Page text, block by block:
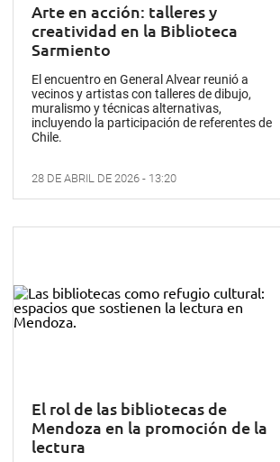
Arte en acción: talleres y
creatividad en la Biblioteca
Sarmiento
El encuentro en General Alvear reunió a
vecinos y artistas con talleres de dibujo,
muralismo y técnicas alternativas,
incluyendo la participación de referentes de
Chile.
28 DE ABRIL DE 2026 - 13:20
El rol de las bibliotecas de
Mendoza en la promoción de la
lectura